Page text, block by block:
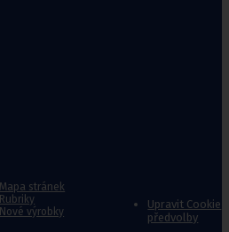
Mapa stránek
Rubriky
Nové výrobky
Upravit Cookie
předvolby